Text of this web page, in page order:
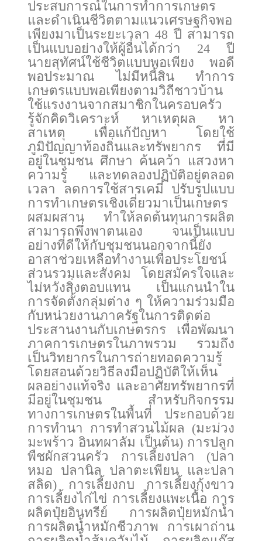
ประสบการณ์ในการทำการเกษตร
และดำเนินชีวิตตามแนวเศรษฐกิจพอ
เพียงมาเป็นระยะเวลา 48 ปี สามารถ
เป็นแบบอย่างให้ผู้อื่นได้กว่า 24 ปี
นายสุทัศน์ใช้ชีวิตแบบพอเพียง พอดี
พอประมาณ ไม่มีหนี้สิน ทำการ
เกษตรแบบพอเพียงตามวิถีชาวบ้าน
ใช้แรงงานจากสมาชิกในครอบครัว
รู้จักคิดวิเคราะห์ หาเหตุผล หา
สาเหตุ เพื่อแก้ปัญหา โดยใช้
ภูมิปัญญาท้องถิ่นและทรัพยากร ที่มี
อยู่ในชุมชน ศึกษา ค้นคว้า แสวงหา
ความรู้ และทดลองปฏิบัติอยู่ตลอด
เวลา ลดการใช้สารเคมี ปรับรูปแบบ
การทำเกษตรเชิงเดี่ยวมาเป็นเกษตร
ผสมผสาน ทำให้ลดต้นทุนการผลิต
สามารถพึ่งพาตนเอง จนเป็นแบบ
อย่างที่ดีให้กับชุมชนนอกจากนี้ยัง
อาสาช่วยเหลือทำงานเพื่อประโยชน์
ส่วนรวมและสังคม โดยสมัครใจและ
ไม่หวังสิ่งตอบแทน เป็นแกนนำใน
การจัดตั้งกลุ่มต่าง ๆ ให้ความร่วมมือ
กับหน่วยงานภาครัฐในการติดต่อ
ประสานงานกับเกษตรกร เพื่อพัฒนา
ภาคการเกษตรในภาพรวม รวมถึง
เป็นวิทยากรในการถ่ายทอดความรู้
โดยสอนด้วยวิธีลงมือปฏิบัติให้เห็น
ผลอย่างแท้จริง และอาศัยทรัพยากรที่
มีอยู่ในชุมชน สำหรับกิจกรรม
ทางการเกษตรในพื้นที่ ประกอบด้วย
การทำนา การทำสวนไม้ผล (มะม่วง
มะพร้าว อินทผาลัม เป็นต้น) การปลูก
พืชผักสวนครัว การเลี้ยงปลา (ปลา
หมอ ปลานิล ปลาตะเพียน และปลา
สลิด) การเลี้ยงกบ การเลี้ยงกุ้งขาว
การเลี้ยงไก่ไข่ การเลี้ยงแพะเนื้อ การ
ผลิตปุ๋ยอินทรีย์ การผลิตปุ๋ยหมักน้ำ
การผลิตน้ำหมักชีวภาพ การเผาถ่าน